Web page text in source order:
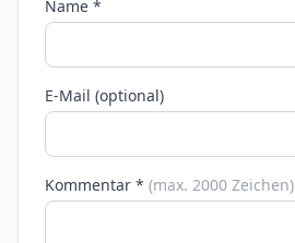
Name *
E-Mail (optional)
Kommentar * (max. 2000 Zeichen)